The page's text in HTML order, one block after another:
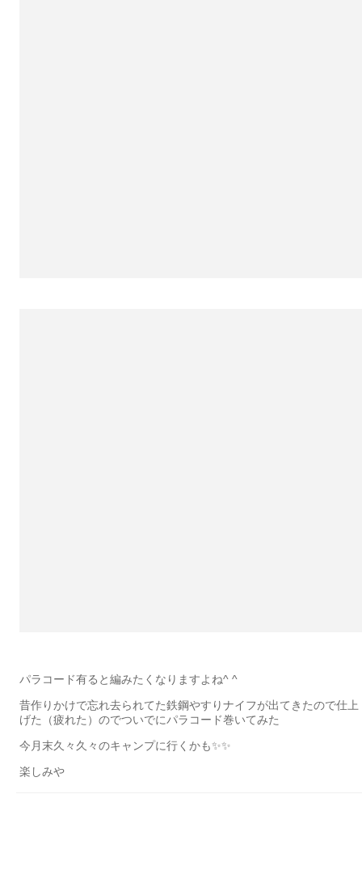
パラコード有ると編みたくなりますよね^ ^
昔作りかけで忘れ去られてた鉄鋼やすりナイフが出てきたので仕上
げた（疲れた）のでついでにパラコード巻いてみた
今月末久々久々のキャンプに行くかも✨✨
楽しみや